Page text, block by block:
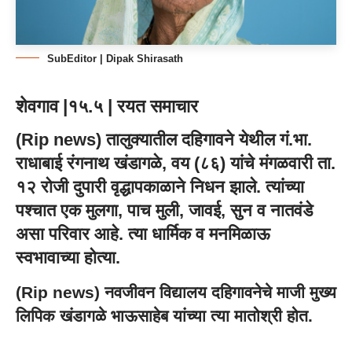
SubEditor | Dipak Shirasath
शेवगाव |१५.५ | रयत समाचार
(Rip news) तालुक्यातील दहिगावने येथील गं.भा.
राधाबाई रंगनाथ खंडागळे, वय (८६) यांचे मंगळवारी ता.
१२ रोजी दुपारी वृद्धापकाळाने निधन झाले. त्यांच्या
पश्चात एक मुलगा, पाच मुली, जावई, सुन व नातवंडे
असा परिवार आहे. त्या धार्मिक व मनमिळाऊ
स्वभावाच्या होत्या.
(Rip news) नवजीवन विद्यालय दहिगावनेचे माजी मुख्य
लिपिक खंडागळे भाऊसाहेब यांच्या त्या मातोश्री होत.